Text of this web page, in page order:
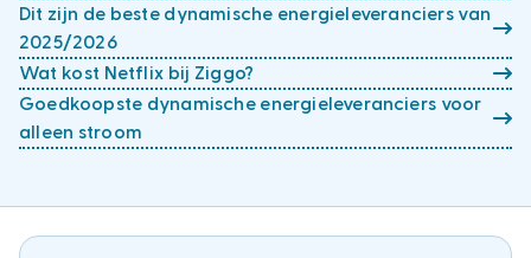
Dit zijn de beste dynamische energieleveranciers van
2025/2026
Wat kost Netflix bij Ziggo?
Goedkoopste dynamische energieleveranciers voor
alleen stroom